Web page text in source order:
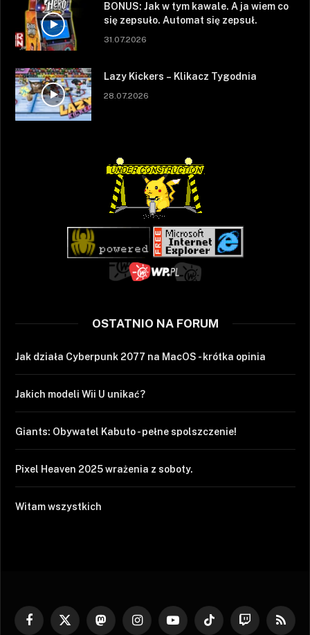
BONUS: Jak w tym kawale. A ja wiem co
się zepsuło. Automat się zepsuł.
31.07.2026
Lazy Kickers – Klikacz Tygodnia
28.07.2026
OSTATNIO NA FORUM
Jak działa Cyberpunk 2077 na MacOS - krótka opinia
Jakich modeli Wii U unikać?
Giants: Obywatel Kabuto - pełne spolszczenie!
Pixel Heaven 2025 wrażenia z soboty.
Witam wszystkich
Facebook
X
MastodonInstagramYouTubeTikTok Twitch RSS